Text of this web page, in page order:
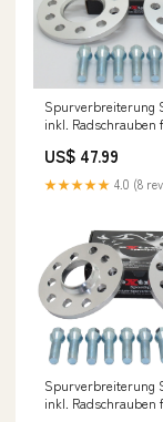
Spurverbreiterung
inkl. Radschrauben
US$ 47.99
★★★★★ 4.0 (8
Spurverbreiterung
inkl. Radschrauben